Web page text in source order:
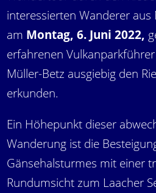
interessierten Wanderer
am Montag, 6. Juni 2022,
erfahrenen
Müller-Betz ausgiebig den
erkunden.
Ein Höhepunkt dieser
Wanderung ist die
Gänsehalsturmes mit einer
Rundumsicht zum Laacher